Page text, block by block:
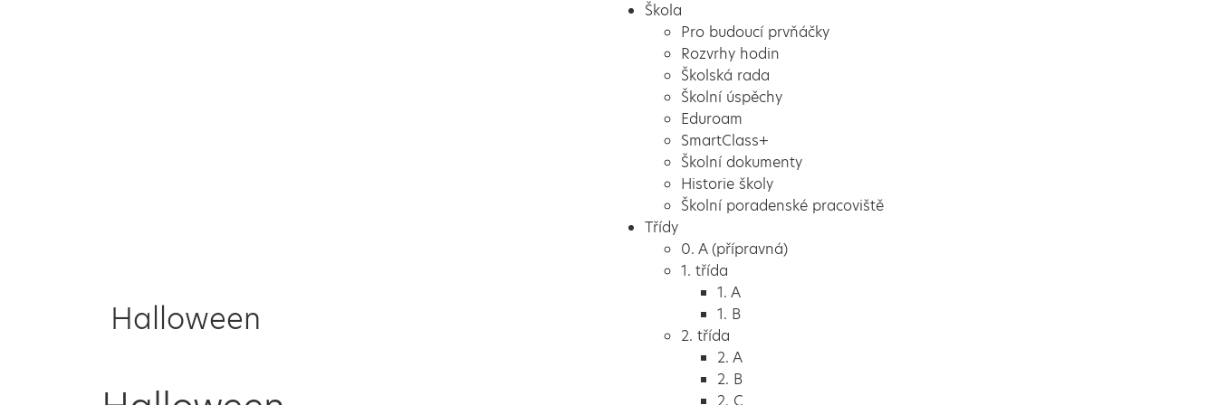
Škola
Pro budoucí prvňáčky
Rozvrhy hodin
Školská rada
Školní úspěchy
Eduroam
SmartClass+
Školní dokumenty
Historie školy
Školní poradenské pracoviště
Třídy
0. A (přípravná)
1. třída
1. A
1. B
2. třída
2. A
2. B
Halloween